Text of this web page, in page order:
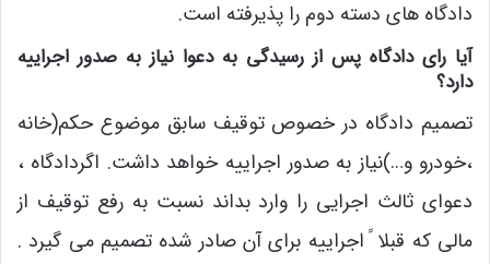
دادگاه های دسته دوم را پذیرفته است.
آیا رای دادگاه پس از رسیدگی به دعوا نیاز به صدور اجراییه
دارد؟
تصمیم دادگاه در خصوص توقیف سابق موضوع حکم(خانه
،خودرو و…)نیاز به صدور اجراییه خواهد داشت. اگردادگاه ،
دعوای ثالث اجرایی را وارد بداند نسبت به رفع توقیف از
مالی که قبلا ً اجراییه برای آن صادر شده تصمیم می گیرد .